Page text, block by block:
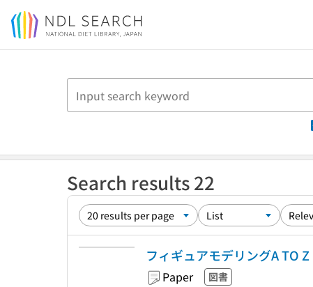
Jump to main content
Search results 22
フィギュアモデリングA TO Z
Paper 図書